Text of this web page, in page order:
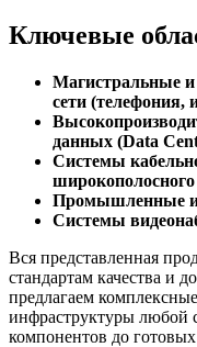
Ключевые
Магистральные и
сети (телефония,
данных (Data
Системы
Промышленные и
Системы
Вся представленная
стандартам качества и
предлагаем
инфраструктуры любой
компонентов до